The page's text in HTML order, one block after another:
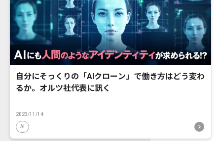
自分にそっくりの「AIクローン」で働き方はどう変わ
るか。オルツ社代表に訊く
2023/11/14
AI